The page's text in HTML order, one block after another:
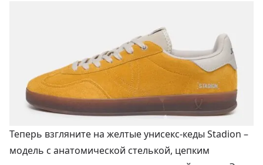
Теперь взгляните на желтые унисекс-кеды Stadion –
модель с анатомической стелькой, цепким